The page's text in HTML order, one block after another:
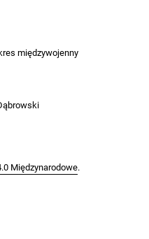
międzywojenny
Międzynarodowe.